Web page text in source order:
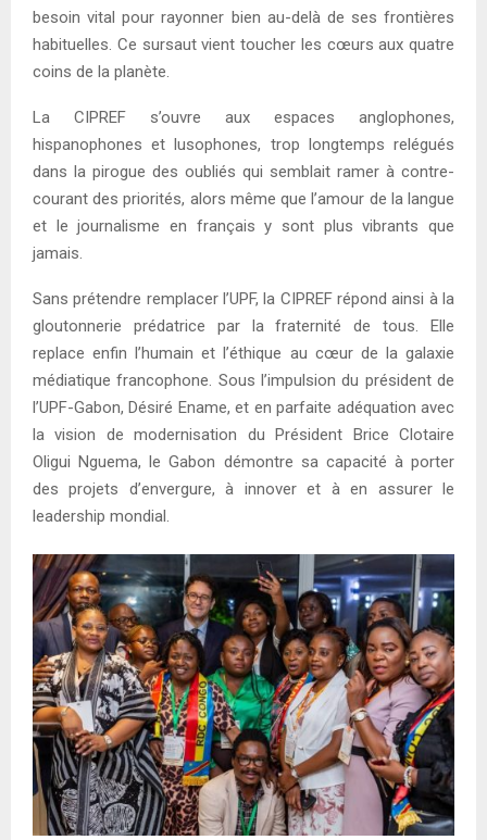
besoin vital pour rayonner bien au-delà de ses frontières
habituelles. Ce sursaut vient toucher les cœurs aux quatre
coins de la planète.
La CIPREF s’ouvre aux espaces anglophones,
hispanophones et lusophones, trop longtemps relégués
dans la pirogue des oubliés qui semblait ramer à contre-
courant des priorités, alors même que l’amour de la langue
et le journalisme en français y sont plus vibrants que
jamais.
Sans prétendre remplacer l’UPF, la CIPREF répond ainsi à la
gloutonnerie prédatrice par la fraternité de tous. Elle
replace enfin l’humain et l’éthique au cœur de la galaxie
médiatique francophone. Sous l’impulsion du président de
l’UPF-Gabon, Désiré Ename, et en parfaite adéquation avec
la vision de modernisation du Président Brice Clotaire
Oligui Nguema, le Gabon démontre sa capacité à porter
des projets d’envergure, à innover et à en assurer le
leadership mondial.